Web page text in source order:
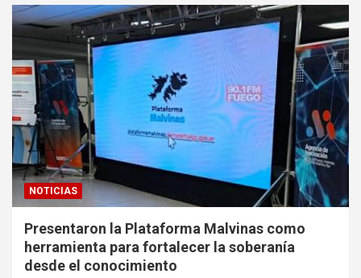
NOTICIAS
Presentaron la Plataforma Malvinas como
herramienta para fortalecer la soberanía
desde el conocimiento